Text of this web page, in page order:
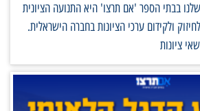
שלנו בבתי הספר 'אם תרצו' היא התנועה הציונית
ולקידום ערכי הציונות בחברה הישראלית.
ציונות